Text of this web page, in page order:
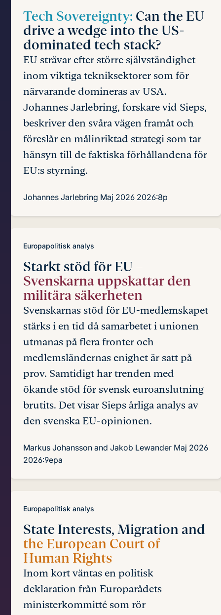
Tech Sovereignty: Can the EU
drive a wedge into the US-
dominated tech stack?
EU strävar efter större självständighet
inom viktiga tekniksektorer som för
närvarande domineras av USA.
Johannes Jarlebring, forskare vid Sieps,
beskriver den svåra vägen framåt och
föreslår en målinriktad strategi som tar
hänsyn till de faktiska förhållandena för
EU:s styrning.
Johannes Jarlebring Maj 2026 2026:8p
Europapolitisk analys
Starkt stöd för EU –
Svenskarna uppskattar den
militära säkerheten
Svenskarnas stöd för EU-medlemskapet
stärks i en tid då samarbetet i unionen
utmanas på flera fronter och
medlemsländernas enighet är satt på
prov. Samtidigt har trenden med
ökande stöd för svensk euroanslutning
brutits. Det visar Sieps årliga analys av
den svenska EU-opinionen.
Markus Johansson and Jakob Lewander Maj 2026
2026:9epa
Europapolitisk analys
State Interests, Migration and
the European Court of
Human Rights
Inom kort väntas en politisk
deklaration från Europarådets
ministerkommitté som rör